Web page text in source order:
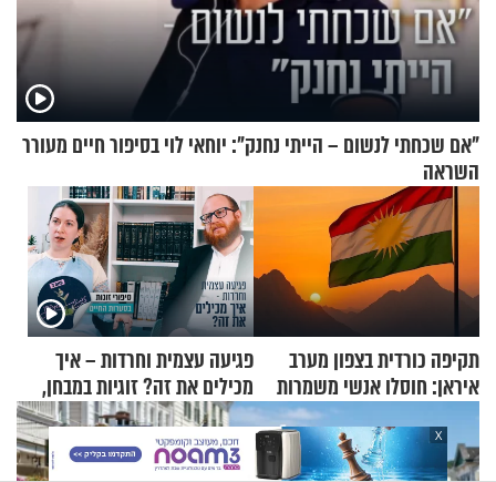
"אם שכחתי לנשום – הייתי נחנק": יוחאי לוי בסיפור חיים מעורר
השראה
תקיפה כורדית בצפון מערב
איראן: חוסלו אנשי משמרות
המהפכה
פגיעה עצמית וחרדות – איך
מכילים את זה? זוגיות במבחן,
הפעם עם יהודית ואלתר כהן
X